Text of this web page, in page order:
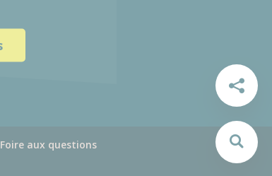
Foire aux questions